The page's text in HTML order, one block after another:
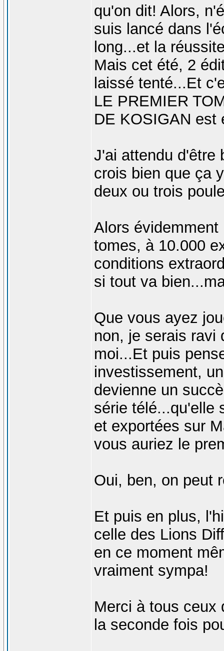
qu'on dit! Alors,
suis lancé dans
long...et la
Mais cet été, 2
laissé tenté...Et
LE PREMIER
DE KOSIGAN est
J'ai attendu d'être
crois bien que ça
deux ou trois
Alors
tomes, à 10.000
conditions
si tout va
Que vous ayez
non, je serais ravi
moi...Et puis
investissement,
devienne un
série télé...qu'elle
et exportées sur
vous auriez le
Oui, ben, on peut
Et puis en plus,
celle des Lions
en ce moment
vraiment sympa!
Merci à tous ceux
la seconde fois